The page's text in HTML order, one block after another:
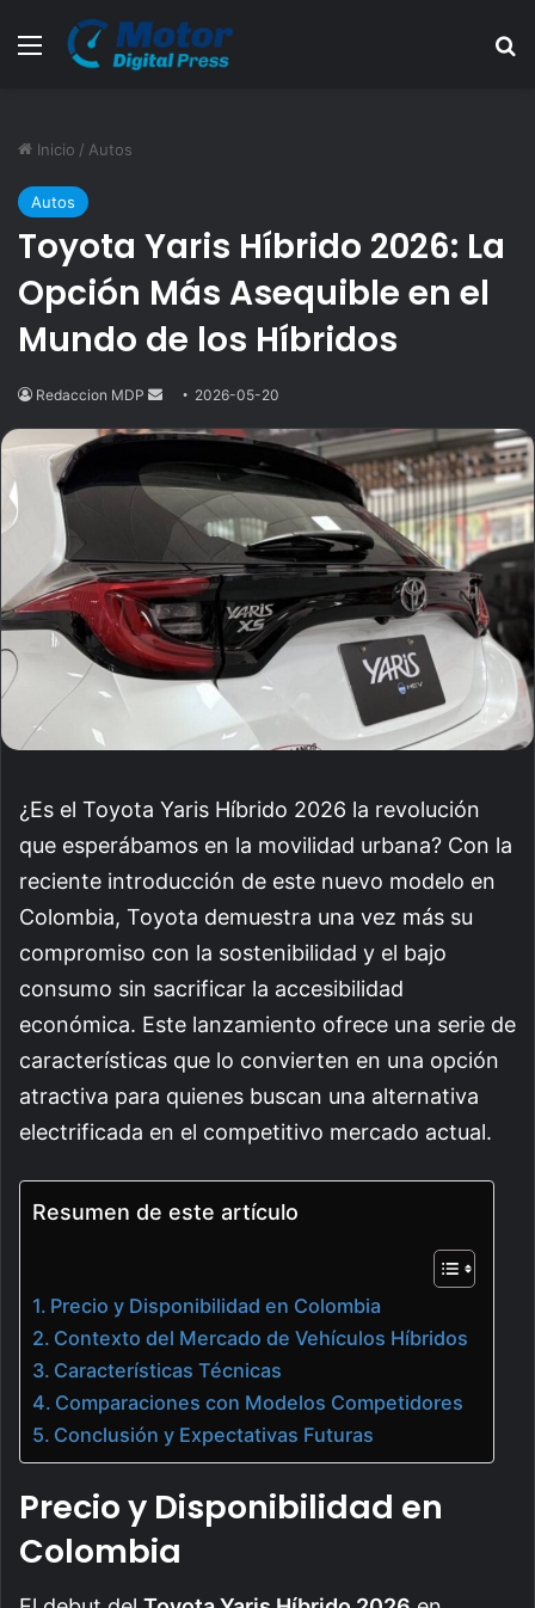
Menú
Inicio / Autos
Autos
Toyota Yaris Híbrido 2026: La
Opción Más Asequible en el
Mundo de los Híbridos
Redaccion MDP
Send2026-05-20
¿Es el Toyota Yaris Híbrido 2026 la revolución
que esperábamos en la movilidad urbana? Con la
reciente introducción de este nuevo modelo en
Colombia, Toyota demuestra una vez más su
compromiso con la sostenibilidad y el bajo
consumo sin sacrificar la accesibilidad
económica. Este lanzamiento ofrece una serie de
características que lo convierten en una opción
atractiva para quienes buscan una alternativa
electrificada en el competitivo mercado actual.
Resumen de este artículo
Precio y Disponibilidad en Colombia
Contexto del Mercado de Vehículos Híbridos
Características Técnicas
Comparaciones con Modelos Competidores
Conclusión y Expectativas Futuras
Precio y Disponibilidad en
Colombia